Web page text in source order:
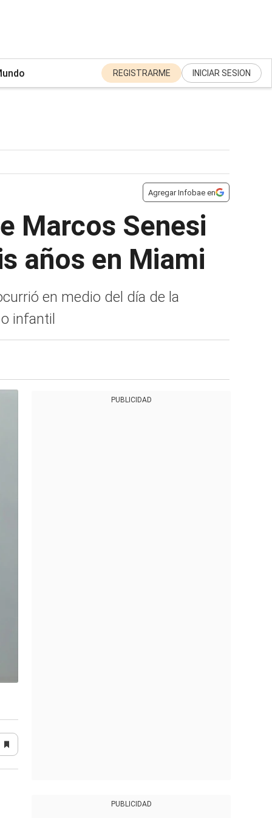
REGISTRARME INICIAR SESION
Agregar Infobae en
Marcos Senesi
años en Miami
en medio del día de la
infantil
PUBLICIDAD
PUBLICIDAD